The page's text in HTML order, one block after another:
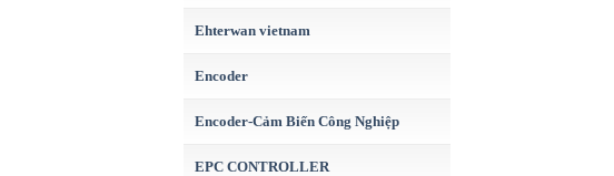
Ehterwan vietnam
Encoder
Encoder-Cảm Biến Công Nghiệp
EPC CONTROLLER